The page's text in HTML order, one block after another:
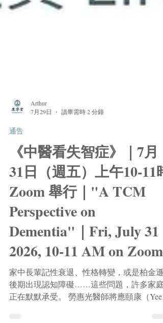
通告
《中醫看失智症》｜7月
31日（週五）上午10-11時
Zoom 舉行｜"A TCM
Perspective on
Dementia"｜Fri, July 31
2026, 10-11 AM on Zoom
家中長輩記性衰退、性格轉變，或是柏金遜
後期出現認知障礙……這些問題，許多家庭